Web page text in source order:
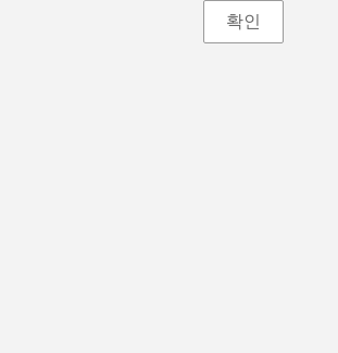
확인